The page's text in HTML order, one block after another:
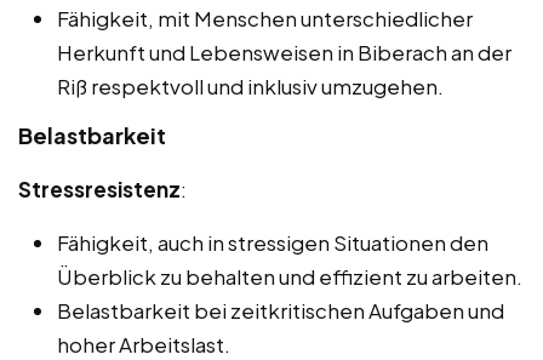
Fähigkeit, mit Menschen unterschiedlicher
Herkunft und Lebensweisen in Biberach an der
Riß respektvoll und inklusiv umzugehen.
Belastbarkeit
Stressresistenz:
Fähigkeit, auch in stressigen Situationen den
Überblick zu behalten und effizient zu arbeiten.
Belastbarkeit bei zeitkritischen Aufgaben und
hoher Arbeitslast.